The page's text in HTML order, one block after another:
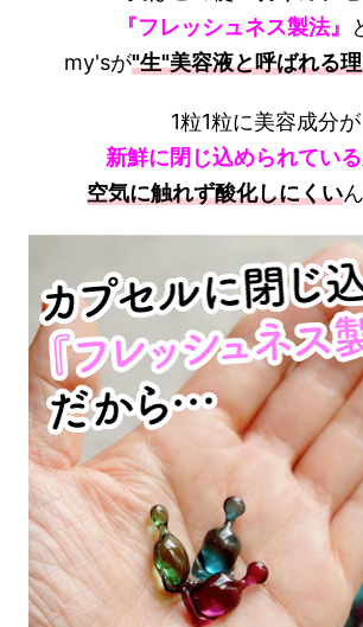
『フレッシュネス製法』
my'sが"生"美容液と呼ばれる
1粒1粒に美容成分が
新鮮に閉じ込められている
空気に触れず酸化しにくい